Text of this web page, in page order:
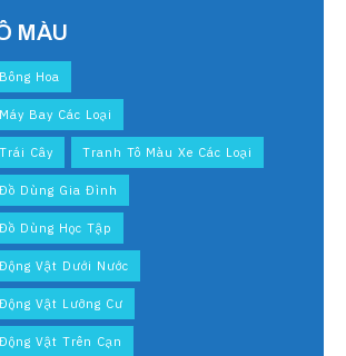
MÀU
Hoa
Bay Các Loại
Cây Tranh Tô Màu Xe Các Loại
Dùng Gia Đình
Dùng Học Tập
Vật Dưới Nước
Vật Lưỡng Cư
Vật Trên Cạn